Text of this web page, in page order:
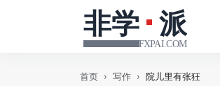
首页 › 写作 › 院儿里有张狂